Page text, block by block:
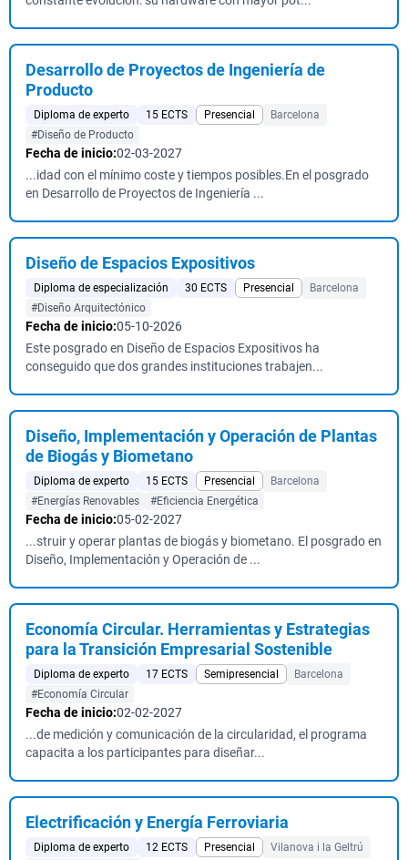
Desarrollo de Proyectos de Ingeniería de
Producto
Diploma de experto 15 ECTS Presencial
Barcelona
#Diseño de Producto
Fecha de inicio:02-03-2027
...idad con el mínimo coste y tiempos posibles.En el posgrado
en Desarrollo de Proyectos de Ingeniería ...
Diseño de Espacios Expositivos
Diploma de especialización 30 ECTS Presencial
Barcelona
#Diseño Arquitectónico
Fecha de inicio:05-10-2026
Este posgrado en Diseño de Espacios Expositivos ha
conseguido que dos grandes instituciones trabajen...
Diseño, Implementación y Operación de Plantas
de Biogás y Biometano
Diploma de experto 15 ECTS Presencial
Barcelona
#Energías Renovables
#Eficiencia Energética
Fecha de inicio:05-02-2027
...struir y operar plantas de biogás y biometano. El posgrado en
Diseño, Implementación y Operación de ...
Economía Circular. Herramientas y Estrategias
para la Transición Empresarial Sostenible
Diploma de experto 17 ECTS Semipresencial
Barcelona
#Economía Circular
Fecha de inicio:02-02-2027
...de medición y comunicación de la circularidad, el programa
capacita a los participantes para diseñar...
Electrificación y Energía Ferroviaria
Diploma de experto 12 ECTS Presencial
Vilanova i la Geltrú